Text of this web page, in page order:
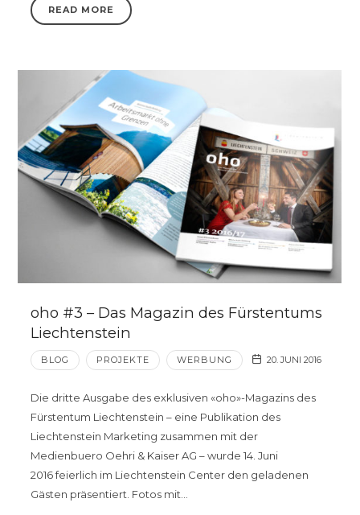
READ MORE
oho #3 – Das Magazin des Fürstentums
Liechtenstein
BLOG PROJEKTE WERBUNG 20. JUNI 2016
Die dritte Ausgabe des exklusiven «oho»-Magazins des
Fürstentum Liechtenstein – eine Publikation des
Liechtenstein Marketing zusammen mit der
Medienbuero Oehri & Kaiser AG – wurde 14. Juni
2016 feierlich im Liechtenstein Center den geladenen
Gästen präsentiert. Fotos mit…